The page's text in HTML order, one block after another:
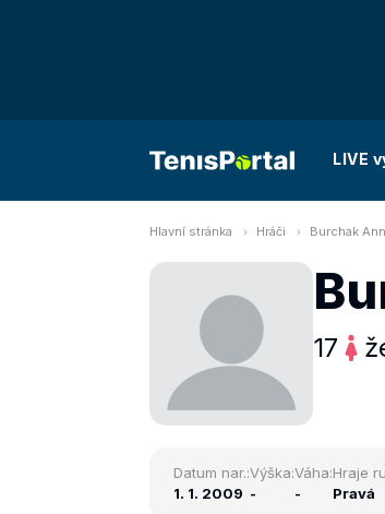
LIVE
Hlavní stránka Hráči Burchak
17
Datum nar.:
1. 1. 2009
Výška:
-
Váha:
-
Hraje
Pravá